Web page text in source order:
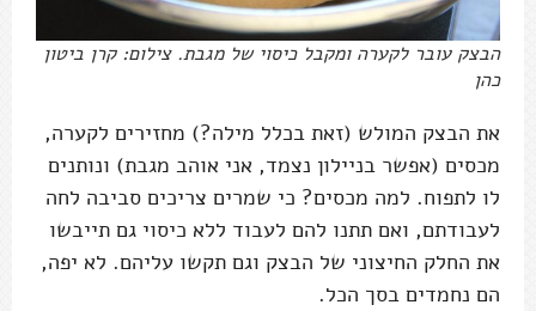
הבצק עובר לקערה ומקבל כיסוי של מגבת. צילום: קרן ביטון
כהן
את הבצק המולש (זאת בכלל מילה?) מחזירים לקערה,
מכסים (אפשר בניילון נצמד, אני אוהב מגבת) ונותנים
לו לתפוח. למה מכסים? כי שמרים צריכים סביבה לחה
לעבודתם, ואם תתנו להם לעבוד ללא כיסוי גם תייבשו
את החלק החיצוני של הבצק וגם תקשו עליהם. לא יפה,
הם נחמדים בסך הכל.